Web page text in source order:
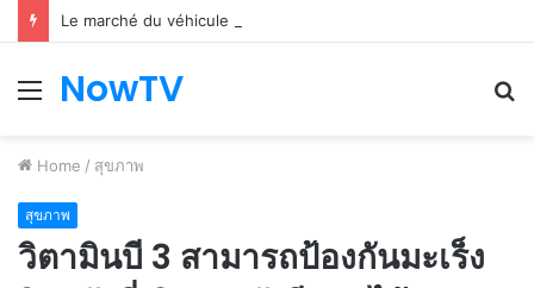
Le marché du véhicule d’occasion en plein essor
Menu
NowTV
Home / สุขภาพ
สุขภาพ
วิตามินบี 3 สามารถป้องกันมะเร็ง